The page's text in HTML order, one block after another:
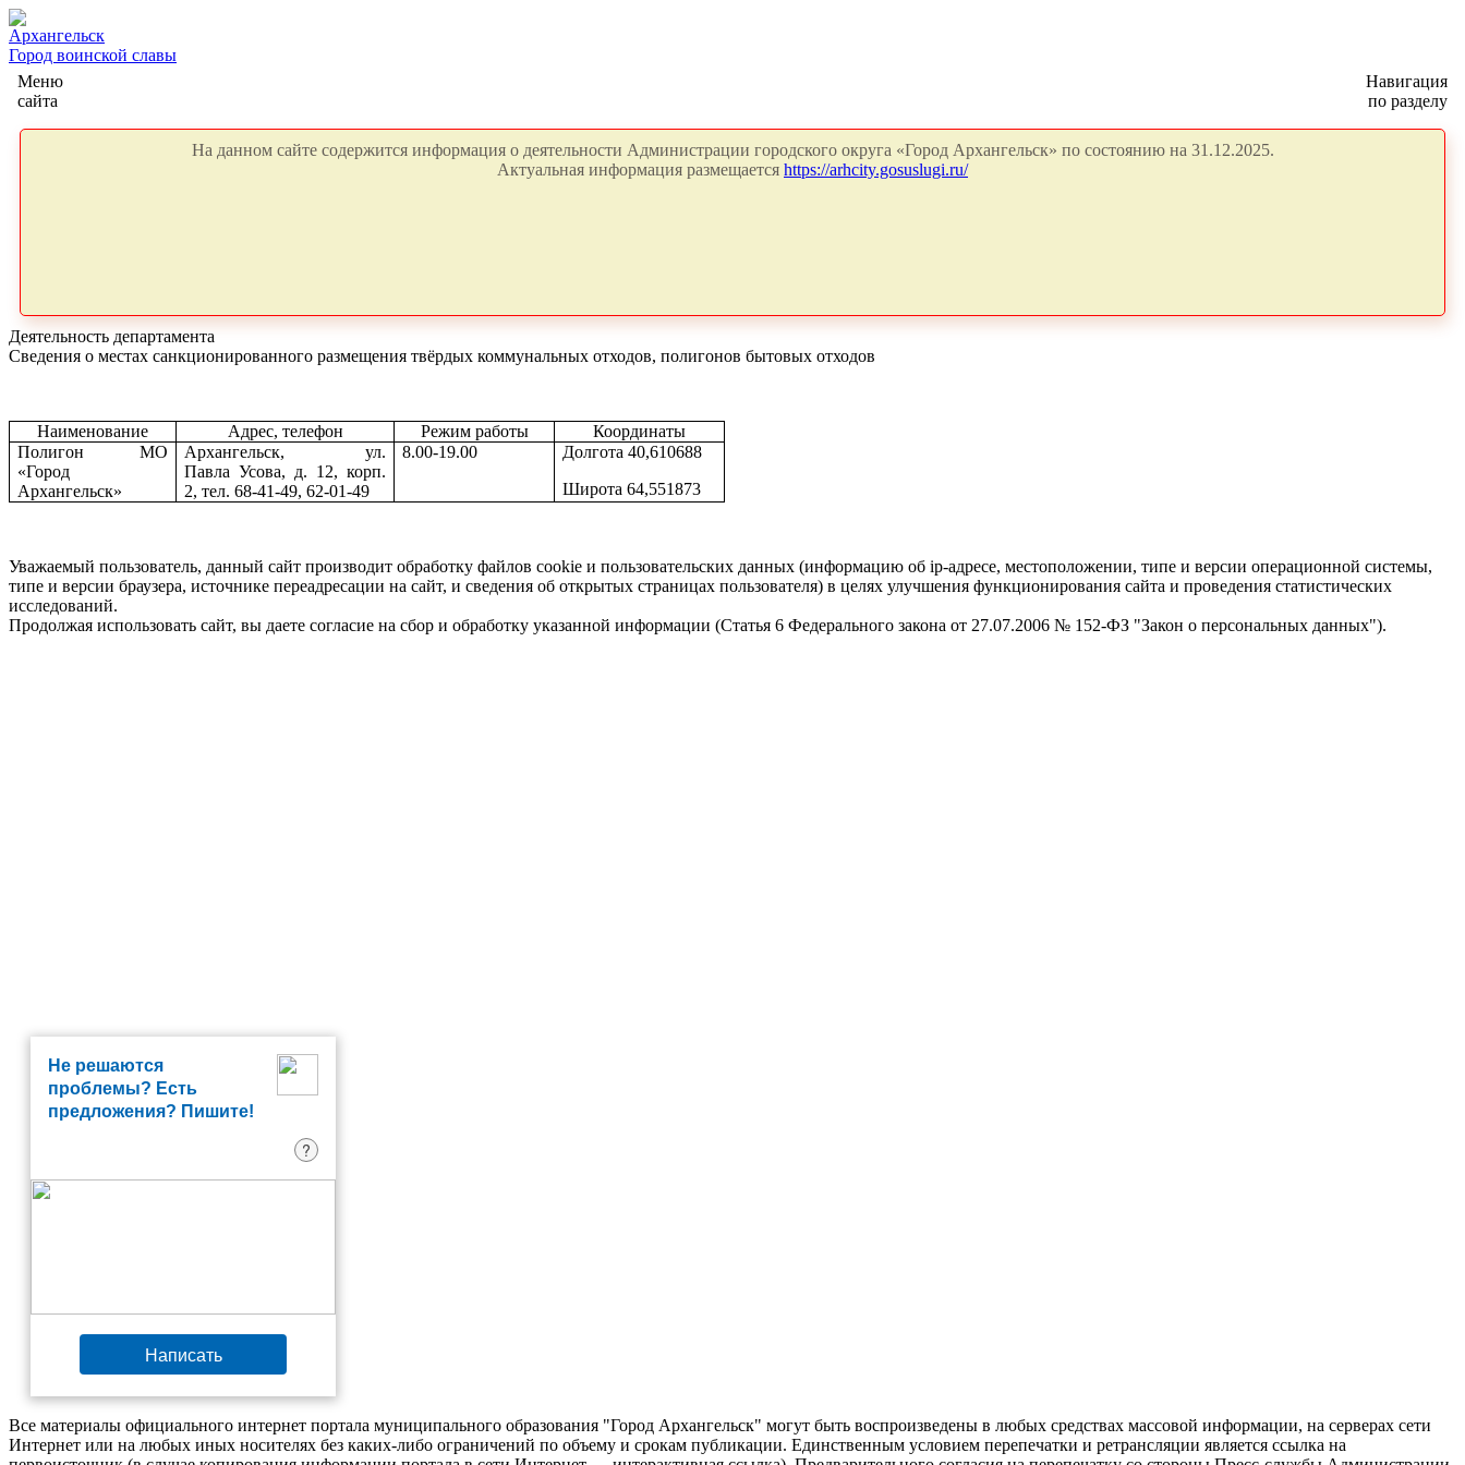
Архангельск
Город воинской славы
Меню
сайта
Навигация
по разделу
На данном сайте содержится информация о деятельности Администрации городского округа «Город Архангельск» по состоянию на 31.12.2025.
Актуальная информация размещается https://arhcity.gosuslugi.ru/
Деятельность департамента
Сведения о местах санкционированного размещения твёрдых коммунальных отходов, полигонов бытовых отходов
Наименование Адрес, телефон Режим работы
Координаты
Полигон МО
«Город
Архангельск»
Архангельск, ул.
Павла Усова, д. 12, корп.
2, тел. 68-41-49, 62-01-49
8.00-19.00
Долгота 40,610688
Широта 64,551873
Уважаемый пользователь, данный сайт производит обработку файлов cookie и пользовательских данных (информацию об ip-адресе, местоположении, типе и версии операционной системы,
типе и версии браузера, источнике переадресации на сайт, и сведения об открытых страницах пользователя) в целях улучшения функционирования сайта и проведения статистических
исследований.
Продолжая использовать сайт, вы даете согласие на сбор и обработку указанной информации (Статья 6 Федерального закона от 27.07.2006 № 152-ФЗ "Закон о персональных данных").
Не решаются
проблемы? Есть
предложения? Пишите!
?
Написать
Все материалы официального интернет портала муниципального образования "Город Архангельск" могут быть воспроизведены в любых средствах массовой информации, на серверах сети
Интернет или на любых иных носителях без каких-либо ограничений по объему и срокам публикации. Единственным условием перепечатки и ретрансляции является ссылка на